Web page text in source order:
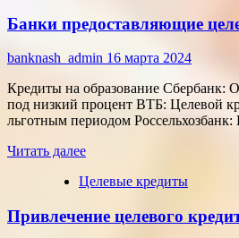
государственный
сроки
Банки предоставляющие
banknash_admin 16 марта 2024
Кредиты на образование Сбербанк:
под низкий процент ВТБ: Целевой
льготным периодом Россельхозбанк:
Читать далееПрочитать
о
предоставляющие
Целевые кредиты
Привлечение целевого